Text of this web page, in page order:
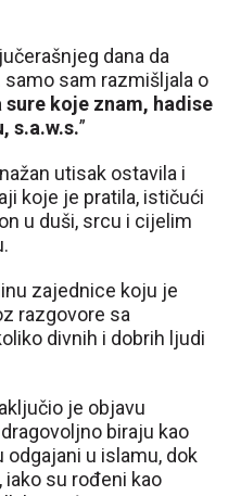
dana da
sam razmišljala o
sure koje znam, hadise
s.a.w.s.”
utisak ostavila i
koje je pratila, ističući
u duši, srcu i cijelim
zajednice koju je
razgovore sa
divnih i dobrih ljudi
je objavu
biraju kao
odgajani u islamu, dok
su rođeni kao